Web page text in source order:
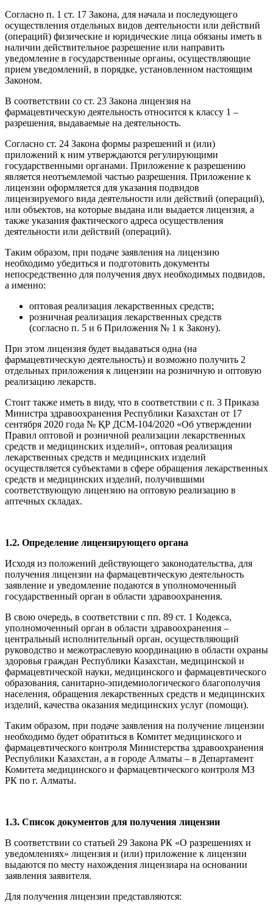
Согласно п. 1 ст. 17 Закона, для начала и последующего
осуществления отдельных видов деятельности или действий
(операций) физические и юридические лица обязаны иметь в
наличии действительное разрешение или направить
уведомление в государственные органы, осуществляющие
прием уведомлений, в порядке, установленном настоящим
Законом.
В соответствии со ст. 23 Закона лицензия на
фармацевтическую деятельность относится к классу 1 –
разрешения, выдаваемые на деятельность.
Согласно ст. 24 Закона формы разрешений и (или)
приложений к ним утверждаются регулирующими
государственными органами. Приложение к разрешению
является неотъемлемой частью разрешения. Приложение к
лицензии оформляется для указания подвидов
лицензируемого вида деятельности или действий (операций),
или объектов, на которые выдана или выдается лицензия, а
также указания фактического адреса осуществления
деятельности или действий (операций).
Таким образом, при подаче заявления на лицензию
необходимо убедиться и подготовить документы
непосредственно для получения двух необходимых подвидов,
а именно:
оптовая реализация лекарственных средств;
розничная реализация лекарственных средств
(согласно п. 5 и 6 Приложения № 1 к Закону).
При этом лицензия будет выдаваться одна (на
фармацевтическую деятельность) и возможно получить 2
отдельных приложения к лицензии на розничную и оптовую
реализацию лекарств.
Стоит также иметь в виду, что в соответствии с п. 3 Приказа
Министра здравоохранения Республики Казахстан от 17
сентября 2020 года № ҚР ДСМ-104/2020 «Об утверждении
Правил оптовой и розничной реализации лекарственных
средств и медицинских изделий», оптовая реализация
лекарственных средств и медицинских изделий
осуществляется субъектами в сфере обращения лекарственных
средств и медицинских изделий, получившими
соответствующую лицензию на оптовую реализацию в
аптечных складах.
1.2. Определение лицензирующего органа
Исходя из положений действующего законодательства, для
получения лицензии на фармацевтическую деятельность
заявление и уведомление подаются в уполномоченный
государственный орган в области здравоохранения.
В свою очередь, в соответствии с пп. 89 ст. 1 Кодекса,
уполномоченный орган в области здравоохранения –
центральный исполнительный орган, осуществляющий
руководство и межотраслевую координацию в области охраны
здоровья граждан Республики Казахстан, медицинской и
фармацевтической науки, медицинского и фармацевтического
образования, санитарно-эпидемиологического благополучия
населения, обращения лекарственных средств и медицинских
изделий, качества оказания медицинских услуг (помощи).
Таким образом, при подаче заявления на получение лицензии
необходимо будет обратиться в Комитет медицинского и
фармацевтического контроля Министерства здравоохранения
Республики Казахстан, а в городе Алматы – в Департамент
Комитета медицинского и фармацевтического контроля МЗ
РК по г. Алматы.
1.3. Список документов для получения лицензии
В соответствии со статьей 29 Закона РК «О разрешениях и
уведомлениях» лицензия и (или) приложение к лицензии
выдаются по месту нахождения лицензиара на основании
заявления заявителя.
Для получения лицензии представляются: